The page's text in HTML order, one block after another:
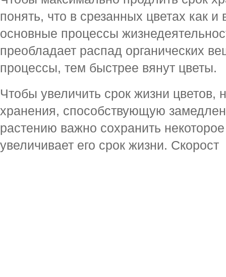
понять, что в срезанных цветах как
основные процессы
преобладает распад органических
процессы, тем быстрее вянут цветы.
Чтобы увеличить срок жизни цветов,
хранения, способствующую
растению важно сохранить
увеличивает его срок жизни. Скорост